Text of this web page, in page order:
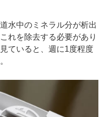
水中のミネラル分が析出
れを除去する必要があり
ていると、週に1度程度